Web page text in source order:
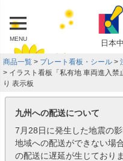
MENU 日本
商品一覧 プレート看板・シール
イラスト看板「私有地 車両進入
り 表示板
九州への配送について
7月28日に発生した地震の
地域への配送ができない場
の配送に遅延が生じており